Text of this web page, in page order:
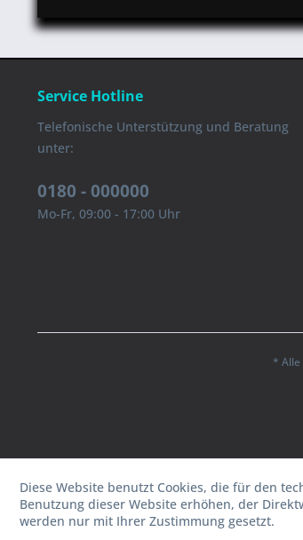
Service Hotline
Telefonische Unterstützung und Beratung
unter:
0180 - 000000
Mo-Fr, 09:00 - 17:00 Uhr
*
Diese Website benutzt Cookies, die für den
Benutzung dieser Website erhöhen, der
werden nur mit Ihrer Zustimmung gesetzt.